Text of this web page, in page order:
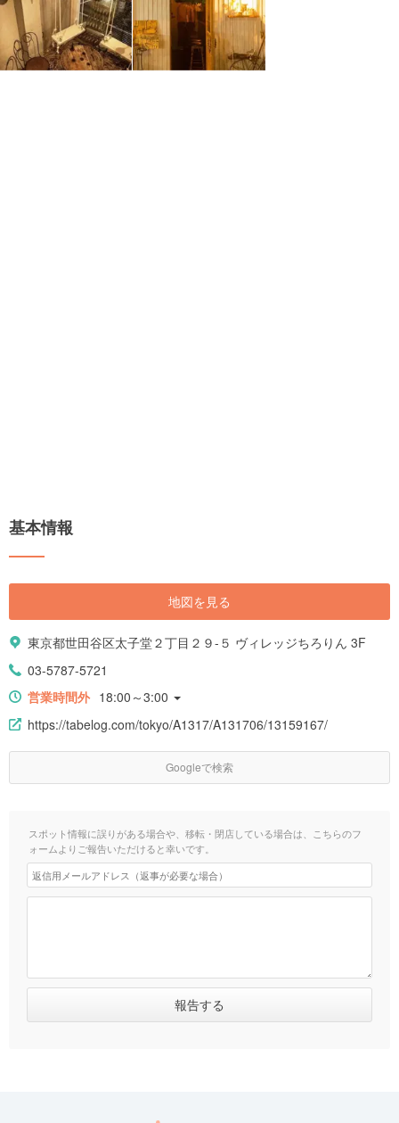
基本情報
地図を見る
東京都世田谷区太子堂２丁目２９-５ ヴィレッジちろりん 3F
03-5787-5721
営業時間外 18:00～3:00
https://tabelog.com/tokyo/A1317/A131706/13159167/
Googleで検索
スポット情報に誤りがある場合や、移転・閉店している場合は、こちらのフ
ォームよりご報告いただけると幸いです。